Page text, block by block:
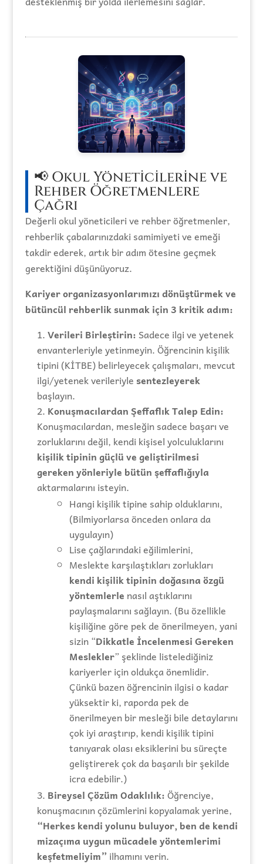
📢 Okul Yöneticilerine ve
Rehber Öğretmenlere
Çağrı
Değerli okul yöneticileri ve rehber öğretmenler,
rehberlik çabalarınızdaki samimiyeti ve emeği
takdir ederek, artık bir adım ötesine geçmek
gerektiğini düşünüyoruz.
Kariyer organizasyonlarımızı dönüştürmek ve
bütüncül rehberlik sunmak için 3 kritik adım:
Verileri Birleştirin: Sadece ilgi ve yetenek
envanterleriyle yetinmeyin. Öğrencinin kişilik
tipini (KİTBE) belirleyecek çalışmaları, mevcut
ilgi/yetenek verileriyle sentezleyerek
başlayın.
Konuşmacılardan Şeffaflık Talep Edin:
Konuşmacılardan, mesleğin sadece başarı ve
zorluklarını değil, kendi kişisel yolculuklarını
kişilik tipinin güçlü ve geliştirilmesi
gereken yönleriyle bütün şeffaflığıyla
aktarmalarını isteyin.
Hangi kişilik tipine sahip olduklarını,
(Bilmiyorlarsa önceden onlara da
uygulayın)
Lise çağlarındaki eğilimlerini,
Meslekte karşılaştıkları zorlukları
kendi kişilik tipinin doğasına özgü
yöntemlerle nasıl aştıklarını
paylaşmalarını sağlayın. (Bu özellikle
kişiliğine göre pek de önerilmeyen, yani
sizin “Dikkatle İncelenmesi Gereken
Meslekler” şeklinde listelediğiniz
kariyerler için oldukça önemlidir.
Çünkü bazen öğrencinin ilgisi o kadar
yüksektir ki, raporda pek de
önerilmeyen bir mesleği bile detaylarını
çok iyi araştırıp, kendi kişilik tipini
tanıyarak olası eksiklerini bu süreçte
geliştirerek çok da başarılı bir şekilde
icra edebilir.)
Bireysel Çözüm Odaklılık:Öğrenciye,
konuşmacının çözümlerini kopyalamak yerine,
“Herkes kendi yolunu buluyor, ben de kendi
mizaçıma uygun mücadele yöntemlerimi
keşfetmeliyim” ilhamını verin.